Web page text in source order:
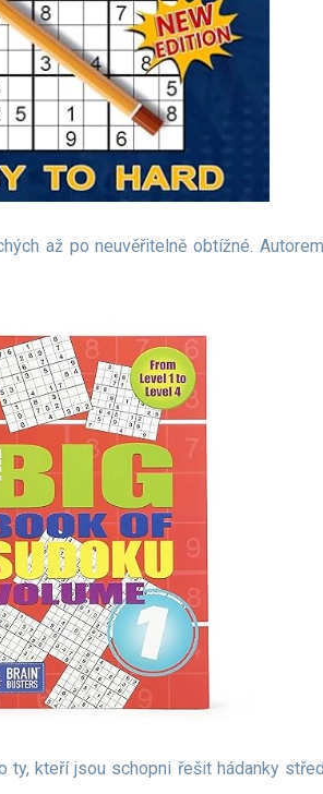
až po neuvěřitelně obtížné.
kteří jsou schopni řešit hádanky